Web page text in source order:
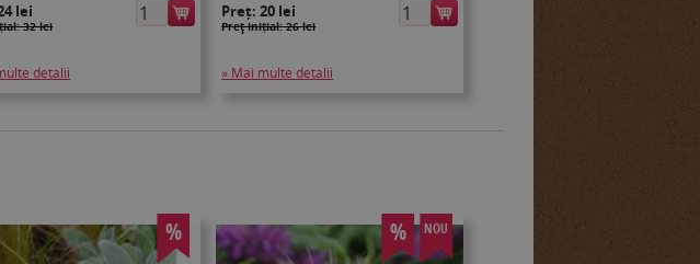
lei
32 lei
detalii
Preț:20 lei
Preţ inițial: 26 lei
» Mai multe detalii
% % NOU